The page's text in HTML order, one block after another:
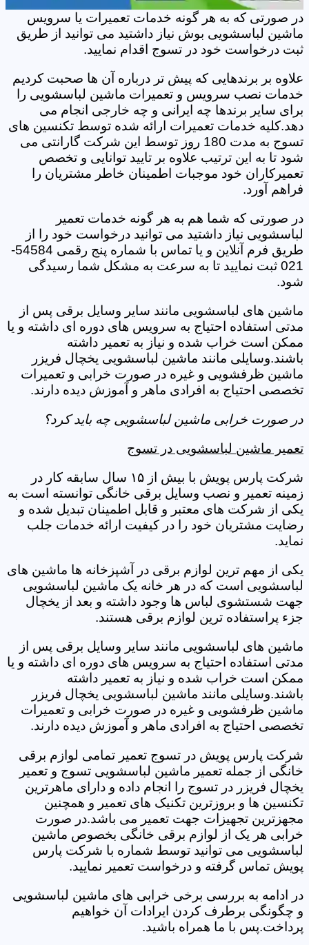
در صورتی که به هر گونه خدمات تعمیرات یا سرویس
ماشین لباسشویی بوش نیاز داشتید می توانید از طریق
ثبت درخواست خود در تسوج اقدام نمایید.
علاوه بر برندهایی که پیش تر درباره آن ها صحبت کردیم
خدمات نصب سرویس و تعمیرات ماشین لباسشویی را
برای سایر برندها چه ایرانی و چه خارجی انجام می
دهد.کلیه خدمات تعمیرات ارائه شده توسط تکنسین های
تسوج به مدت 180 روز توسط این شرکت گارانتی می
شود تا به این ترتیب علاوه بر تایید توانایی و تخصص
تعمیرکاران خود موجبات اطمینان خاطر مشتریان را
فراهم آورد.
در صورتی که شما هم به هر گونه خدمات تعمیر
لباسشویی نیاز داشتید می توانید درخواست خود را از
طریق فرم آنلاین و یا تماس با شماره پنج رقمی 54584-
021 ثبت نمایید تا به سرعت به مشکل شما رسیدگی
شود.
ماشین های لباسشویی مانند سایر وسایل برقی پس از
مدتی استفاده احتیاج به سرویس های دوره ای داشته و یا
ممکن است خراب شده و نیاز به تعمیر داشته
باشند.وسایلی مانند ماشین لباسشویی یخچال فریزر
ماشین ظرفشویی و غیره در صورت خرابی و تعمیرات
تخصصی احتیاج به افرادی ماهر و آموزش دیده دارند.
در صورت خرابی ماشین لباسشویی چه باید کرد؟
تعمیر ماشین لباسشویی در تسوج
شرکت پارس پویش با بیش از ۱۵ سال سابقه کار در
زمینه تعمیر و نصب وسایل برقی خانگی توانسته است به
یکی از شرکت های معتبر و قابل اطمینان تبدیل شده و
رضایت مشتریان خود را در کیفیت ارائه خدمات جلب
نماید.
یکی از مهم ترین لوازم برقی در آشپزخانه ها ماشین های
لباسشویی است که در هر خانه یک ماشین لباسشویی
جهت شستشوی لباس ها وجود داشته و بعد از یخچال
جزء پراستفاده ترین لوازم برقی هستند.
ماشین های لباسشویی مانند سایر وسایل برقی پس از
مدتی استفاده احتیاج به سرویس های دوره ای داشته و یا
ممکن است خراب شده و نیاز به تعمیر داشته
باشند.وسایلی مانند ماشین لباسشویی یخچال فریزر
ماشین ظرفشویی و غیره در صورت خرابی و تعمیرات
تخصصی احتیاج به افرادی ماهر و آموزش دیده دارند.
شرکت پارس پویش در تسوج تعمیر تمامی لوازم برقی
خانگی از جمله تعمیر ماشین لباسشویی تسوج و تعمیر
یخچال فریزر در تسوج را انجام داده و دارای ماهرترین
تکنسین ها و بروزترین تکنیک های تعمیر و همچنین
مجهزترین تجهیزات جهت تعمیر می باشد.در صورت
خرابی هر یک از لوازم برقی خانگی بخصوص ماشین
لباسشویی می توانید توسط شماره با شرکت پارس
پویش تماس گرفته و درخواست تعمیر نمایید.
در ادامه به بررسی برخی خرابی های ماشین لباسشویی
و چگونگی برطرف کردن ایرادات آن خواهیم
پرداخت.پس با ما همراه باشید.